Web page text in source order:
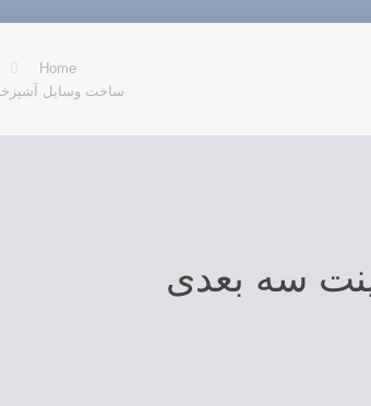
Home
ساخت وسایل
سه بعدی